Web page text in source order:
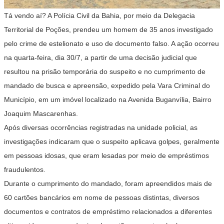
Tá vendo aí? A Polícia Civil da Bahia, por meio da Delegacia
Territorial de Poções, prendeu um homem de 35 anos investigado
pelo crime de estelionato e uso de documento falso. A ação ocorreu
na quarta-feira, dia 30/7, a partir de uma decisão judicial que
resultou na prisão temporária do suspeito e no cumprimento de
mandado de busca e apreensão, expedido pela Vara Criminal do
Município, em um imóvel localizado na Avenida Buganvília, Bairro
Joaquim Mascarenhas.
Após diversas ocorrências registradas na unidade policial, as
investigações indicaram que o suspeito aplicava golpes, geralmente
em pessoas idosas, que eram lesadas por meio de empréstimos
fraudulentos.
Durante o cumprimento do mandado, foram apreendidos mais de
60 cartões bancários em nome de pessoas distintas, diversos
documentos e contratos de empréstimo relacionados a diferentes